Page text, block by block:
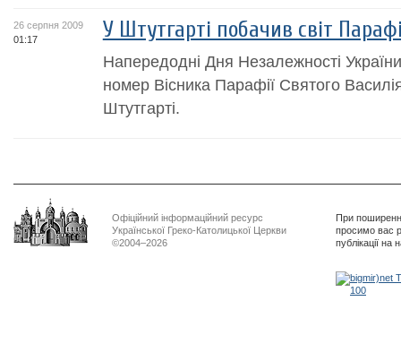
26 серпня 2009
01:17
У Штутгарті побачив світ
Напередодні Дня Незалежності
номер Вісника Парафії Святого
Штутгарті.
Офіційний інформаційний ресурс
Української Греко-Католицької Церкви
©2004–2026
При
просимо вас
публікації на